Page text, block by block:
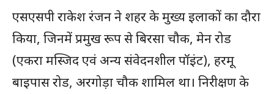
एसएसपी राकेश रंजन ने शहर के मुख्य इलाकों का दौरा
किया, जिनमें प्रमुख रूप से बिरसा चौक, मेन रोड
(एकरा मस्जिद एवं अन्य संवेदनशील पॉइंट), हरमू
बाइपास रोड, अरगोड़ा चौक शामिल था। निरीक्षण के